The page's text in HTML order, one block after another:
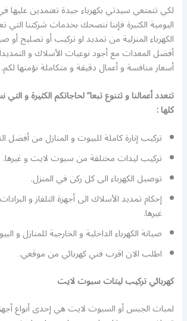
لكي تتمتعي سيدتي بكهرباء جيدة تعتمدين عليها
اليومية الكثيرة فإننا ننصحك بخدمات شركتنا
الكهرباء المنزلية من تمديد او تركيب أو تصليح أو
أفضل المعدات مع أجود نوعيات الأسلاك و
أسعار منافسة و أعمال دقيقة و متكاملة نؤمنها لكم.
تتعدد أعمالنا و تتنوع تبعا” لحاجاتكم الكثيرة و
كلها :
تركيب إنارة كاملة للبيوت و المنازل من أفضل
تركيب ليدات مختلفة من سبوت لايت و غيرها.
توصيل الكهرباء الى كل ركن في المنزل.
إحكام تمديد الأسلاك الى أجهزة التلفاز و
غيرها.
صيانة الكهرباء الداخلية و الخارجية للمنازل و
اطلب الان اقرب فني كهربائي من موقعي.
كهربائي تركيب ليتات سبوت لايت
لمبات الجبس أو السبوت لايت هي إحدى أنواع أجهزة